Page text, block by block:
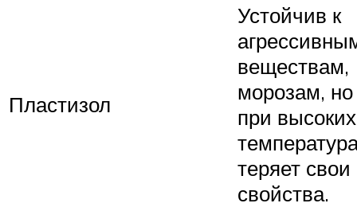
Пластизол
Устойчив к
веществам,
морозам, но
при высоких
теряет свои
свойства.